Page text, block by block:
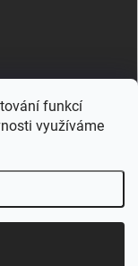
funkcí
využíváme
Upravit nastavení